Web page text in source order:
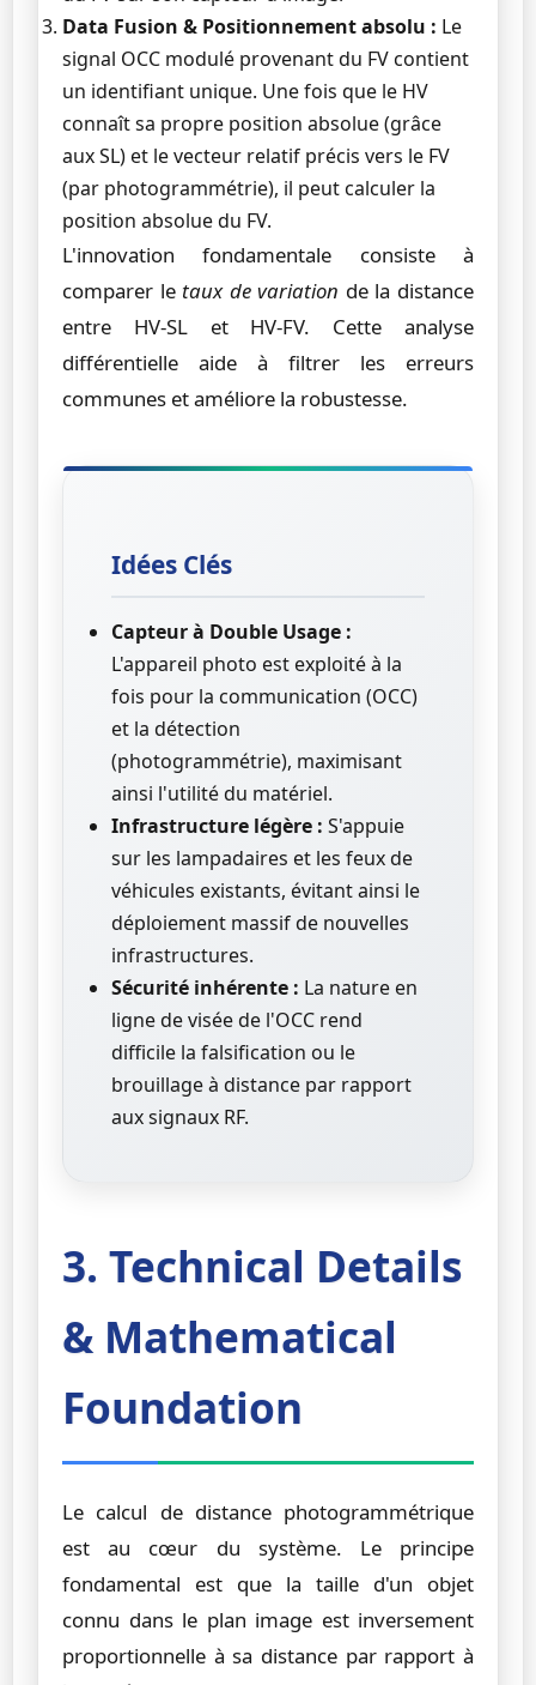
Data Fusion & Positionnement absolu : Le
signal OCC modulé provenant du FV contient
un identifiant unique. Une fois que le HV
connaît sa propre position absolue (grâce
aux SL) et le vecteur relatif précis vers le FV
(par photogrammétrie), il peut calculer la
position absolue du FV.
L'innovation fondamentale consiste à
comparer le taux de variation de la distance
entre HV-SL et HV-FV. Cette analyse
différentielle aide à filtrer les erreurs
communes et améliore la robustesse.
Idées Clés
Capteur à Double Usage :
L'appareil photo est exploité à la
fois pour la communication (OCC)
et la détection
(photogrammétrie), maximisant
ainsi l'utilité du matériel.
Infrastructure légère : S'appuie
sur les lampadaires et les feux de
véhicules existants, évitant ainsi le
déploiement massif de nouvelles
infrastructures.
Sécurité inhérente : La nature en
ligne de visée de l'OCC rend
difficile la falsification ou le
brouillage à distance par rapport
aux signaux RF.
3. Technical Details
& Mathematical
Foundation
Le calcul de distance photogrammétrique
est au cœur du système. Le principe
fondamental est que la taille d'un objet
connu dans le plan image est inversement
proportionnelle à sa distance par rapport à